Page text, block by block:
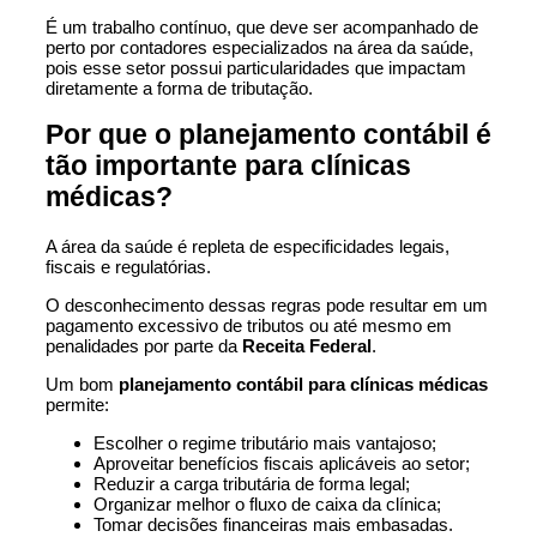
É um trabalho contínuo, que deve ser acompanhado de
perto por contadores especializados na área da saúde,
pois esse setor possui particularidades que impactam
diretamente a forma de tributação.
Por que o planejamento contábil é
tão importante para clínicas
médicas?
A área da saúde é repleta de especificidades legais,
fiscais e regulatórias.
O desconhecimento dessas regras pode resultar em um
pagamento excessivo de tributos ou até mesmo em
penalidades por parte da Receita Federal.
Um bom planejamento contábil para clínicas médicas
permite:
Escolher o regime tributário mais vantajoso;
Aproveitar benefícios fiscais aplicáveis ao setor;
Reduzir a carga tributária de forma legal;
Organizar melhor o fluxo de caixa da clínica;
Tomar decisões financeiras mais embasadas.